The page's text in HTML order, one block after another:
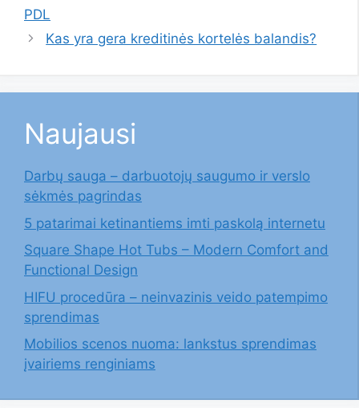
PDL
Kas yra gera kreditinės kortelės balandis?
Naujausi
Darbų sauga – darbuotojų saugumo ir verslo
sėkmės pagrindas
5 patarimai ketinantiems imti paskolą internetu
Square Shape Hot Tubs – Modern Comfort and
Functional Design
HIFU procedūra – neinvazinis veido patempimo
sprendimas
Mobilios scenos nuoma: lankstus sprendimas
įvairiems renginiams